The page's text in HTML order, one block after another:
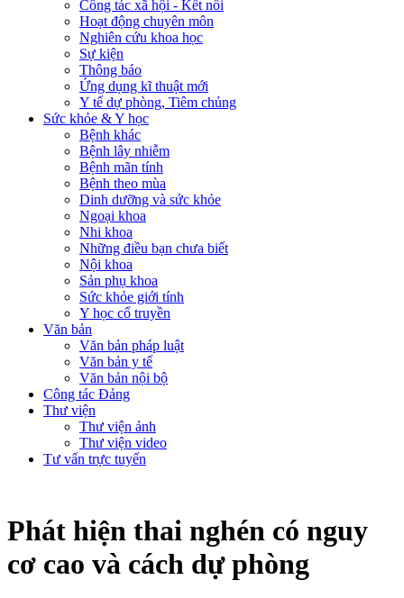
Công tác xã hội - Kết nối
Hoạt động chuyên môn
Nghiên cứu khoa học
Sự kiện
Thông báo
Ứng dụng kĩ thuật mới
Y tế dự phòng, Tiêm chủng
Sức khỏe & Y học
Bệnh khác
Bệnh lây nhiễm
Bệnh mãn tính
Bệnh theo mùa
Dinh dưỡng và sức khỏe
Ngoại khoa
Nhi khoa
Những điều bạn chưa biết
Nội khoa
Sản phụ khoa
Sức khỏe giới tính
Y học cổ truyền
Văn bản
Văn bản pháp luật
Văn bản y tế
Văn bản nội bộ
Công tác Đảng
Thư viện
Thư viện ảnh
Thư viện video
Tư vấn trực tuyến
Phát hiện thai nghén có nguy
cơ cao và cách dự phòng